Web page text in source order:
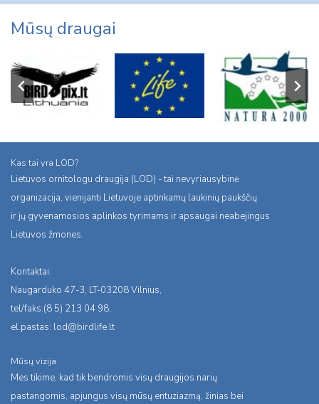
Mūsų draugai
Kas tai yra LOD?
Lietuvos ornitologu draugija (LOD) - tai nevyriausybinė
organizacija, vienijanti Lietuvoje aptinkamų laukinių paukščių
ir jų gyvenamosios aplinkos tyrimams ir apsaugai neabejingus
Lietuvos žmones.
Kontaktai:
Naugarduko 47-3, LT-03208 Vilnius,
tel/faks:(8 5) 213 04 98,
el.pastas: lod@birdlife.lt
Mūsų vizija
Mes tikime, kad tik bendromis visų draugijos narių
pastangomis, apjungus visų mūsų entuziazmą, žinias bei